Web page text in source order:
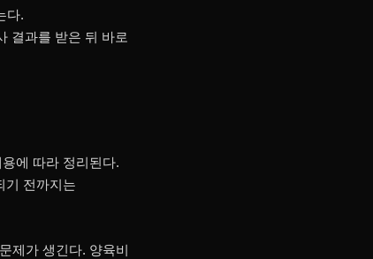
다.
결과를 받은 뒤 바로
에 따라 정리된다.
기 전까지는
제가 생긴다. 양육비